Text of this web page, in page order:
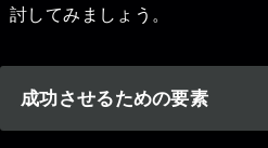
討してみましょう。
成功させるための要素